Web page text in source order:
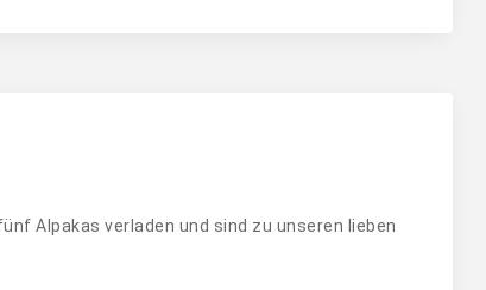
Alpakas verladen und sind zu unseren lieben